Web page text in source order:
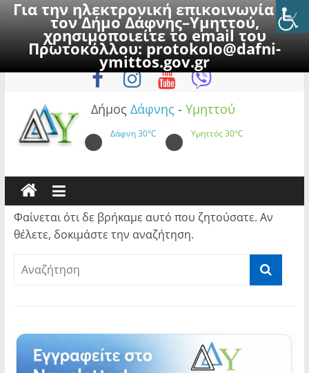
Για την ηλεκτρονική επικοινωνία με
τον Δήμο Δάφνης–Υμηττού,
χρησιμοποιείτε το email του
Πρωτοκόλλου:protokolo@dafni-
ymittos.gov.gr
to
Παρασκευή, 7 Αυγούστου 2026
Δήμος Δάφνης - Υμηττού
Δάφνη30°C Υμηττός30°C
Φαίνεται ότι δε βρήκαμε αυτό που ζητούσατε. Αν
θέλετε, δοκιμάστε την αναζήτηση.